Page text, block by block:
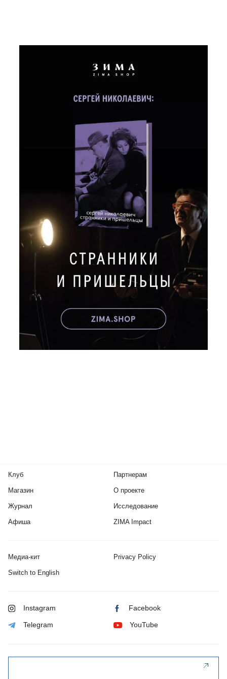
Клуб
Магазин
Журнал
Афиша
Партнерам
О проекте
Исследование
ZIMA Impact
Медиа-кит Privacy Policy
Switch to English
Instagram Facebook
Telegram YouTube